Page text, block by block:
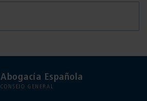
Abogacía Española
CONSEJO GENERAL